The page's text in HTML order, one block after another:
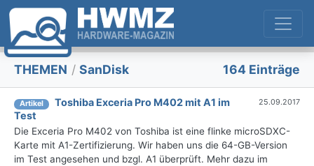
THEMEN / SanDisk 164 Einträge
Artikel
Toshiba Exceria Pro M402 mit A1 im
Test
25.09.2017
Die Exceria Pro M402 von Toshiba ist eine flinke microSDXC-
Karte mit A1-Zertifizierung. Wir haben uns die 64-GB-Version
im Test angesehen und bzgl. A1 überprüft. Mehr dazu im